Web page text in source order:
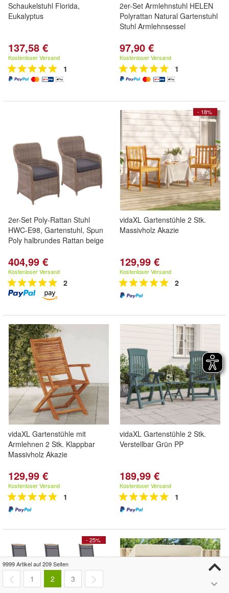
Schaukelstuhl Florida,
Eukalyptus
137,58 €
Kostenloser Versand
1
2er-Set Armlehnstuhl HELEN
Polyrattan Natural Gartenstuhl
Stuhl Armlehnsessel
97,90 €
Kostenloser Versand
1
2er-Set Poly-Rattan Stuhl
HWC-E98, Gartenstuhl, Spun
Poly halbrundes Rattan beige
404,99 €
Kostenloser Versand
2
- 18%
vidaXL Gartenstühle 2 Stk.
Massivholz Akazie
129,99 €
Kostenloser Versand
2
vidaXL Gartenstühle mit
Armlehnen 2 Stk. Klappbar
Massivholz Akazie
129,99 €
Kostenloser Versand
1
vidaXL Gartenstühle 2 Stk.
Verstellbar Grün PP
189,99 €
Kostenloser Versand
1
- 25%
9999 Artikel auf 209 Seiten
1 2 3